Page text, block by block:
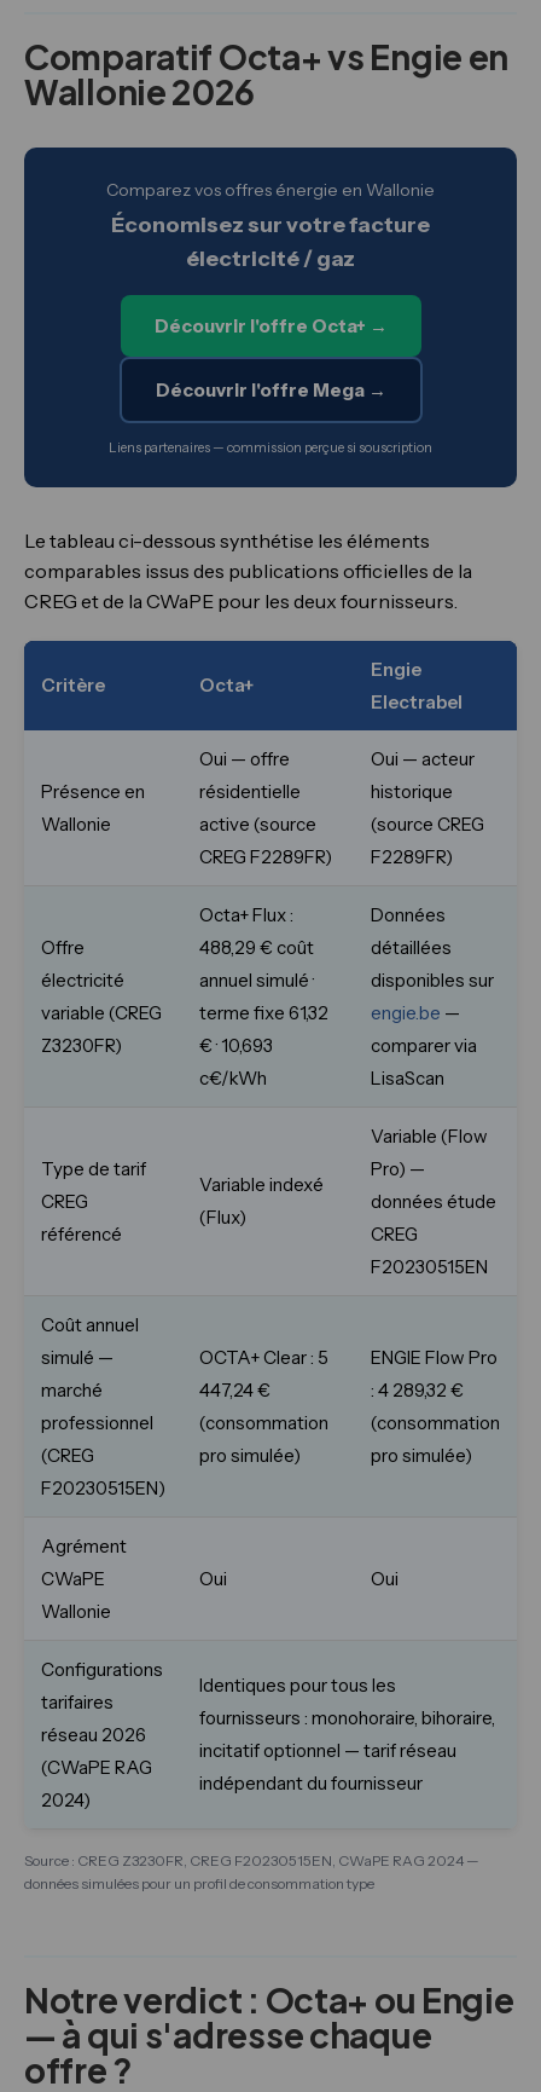
Comparatif Octa+ vs Engie en
Wallonie 2026
Comparez vos offres énergie en Wallonie
Économisez sur votre facture
électricité / gaz
Découvrir l'offre Octa+ →
Découvrir l'offre Mega →
Liens partenaires — commission perçue si souscription
Le tableau ci-dessous synthétise les éléments
comparables issus des publications officielles de la
CREG et de la CWaPE pour les deux fournisseurs.
Critère Octa+
Engie
Electrabel
Présence en
Wallonie
Oui — offre
résidentielle
active (source
CREG F2289FR)
Oui — acteur
historique
(source CREG
F2289FR)
Offre
électricité
variable (CREG
Z3230FR)
Octa+ Flux :
488,29 € coût
annuel simulé ·
terme fixe 61,32
€ · 10,693
c€/kWh
Données
détaillées
disponibles sur
engie.be —
comparer via
LisaScan
Type de tarif
CREG
référencé
Variable indexé
(Flux)
Variable (Flow
Pro) —
données étude
CREG
F20230515EN
Coût annuel
simulé —
marché
professionnel
(CREG
F20230515EN)
OCTA+ Clear : 5
447,24 €
(consommation
pro simulée)
ENGIE Flow Pro
: 4 289,32 €
(consommation
pro simulée)
Agrément
CWaPE
Wallonie
Oui Oui
Configurations
tarifaires
réseau 2026
(CWaPE RAG
2024)
Identiques pour tous les
fournisseurs : monohoraire, bihoraire,
incitatif optionnel — tarif réseau
indépendant du fournisseur
Source : CREG Z3230FR, CREG F20230515EN, CWaPE RAG 2024 —
données simulées pour un profil de consommation type
Notre verdict : Octa+ ou Engie
— à qui s'adresse chaque
offre ?